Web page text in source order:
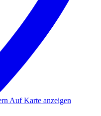
Auf Karte anzeigen